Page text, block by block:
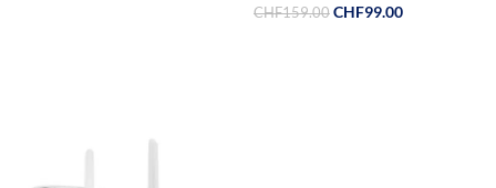
CHF159.00 CHF99.00